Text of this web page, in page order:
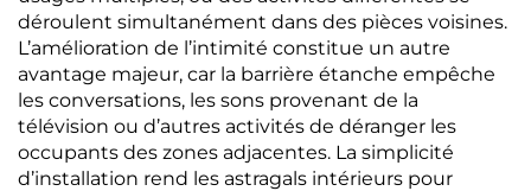
déroulent simultanément dans des pièces voisines.
L’amélioration de l’intimité constitue un autre
avantage majeur, car la barrière étanche empêche
les conversations, les sons provenant de la
télévision ou d’autres activités de déranger les
occupants des zones adjacentes. La simplicité
d’installation rend les astragals intérieurs pour